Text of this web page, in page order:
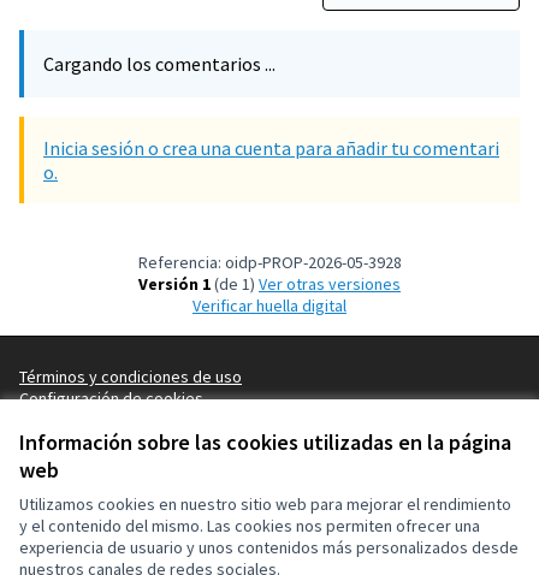
Información sobre las cookies utilizadas en la página
web
Utilizamos cookies en nuestro sitio web para mejorar el rendimiento
y el contenido del mismo. Las cookies nos permiten ofrecer una
experiencia de usuario y unos contenidos más personalizados desde
nuestros canales de redes sociales.
Cargando los comentarios ...
Inicia sesión o crea una cuenta para añadir tu comentari
o.
Referencia: oidp-PROP-2026-05-3928
Versión 1(de 1)
ver otras versiones
Verificar huella digital
Términos y condiciones de uso
Configuración de cookies
(Enlace externo)
(Enlace externo)
(Enlace externo)
Castellano
Choose language